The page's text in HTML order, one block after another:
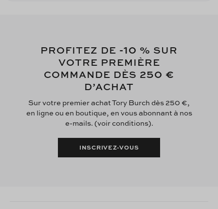
PROFITEZ DE -10 % SUR
VOTRE PREMIÈRE
COMMANDE DÈS 250 €
D’ACHAT
Sur votre premier achat Tory Burch dès 250 €,
en ligne ou en boutique, en vous abonnant à nos
e-mails. (voir conditions).
INSCRIVEZ-VOUS